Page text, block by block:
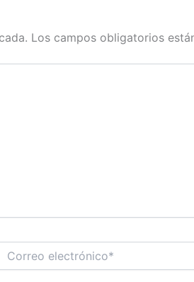
Los campos obligatorios
electrónico*